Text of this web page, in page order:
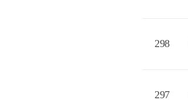
298
297